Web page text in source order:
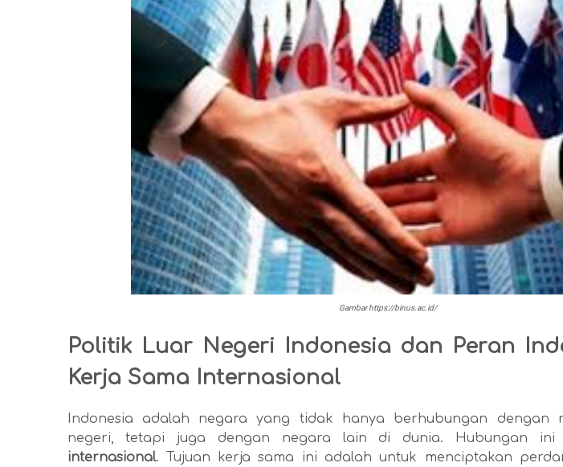
Gambar https://binus.ac.id/
Politik Luar Negeri Indonesia dan Peran
Kerja Sama Internasional
Indonesia adalah negara yang tidak hanya berhubungan dengan
negeri, tetapi juga dengan negara lain di dunia. Hubungan ini
internasional. Tujuan kerja sama ini adalah untuk menciptakan